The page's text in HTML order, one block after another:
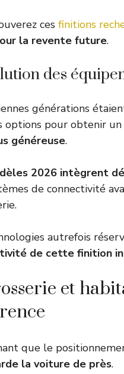
ces finitions
la revente future.
des
générations
options pour obtenir un
généreuse.
2026 intègrent
de connectivité
autrefois
de cette finition
et
que le
la voiture de près.